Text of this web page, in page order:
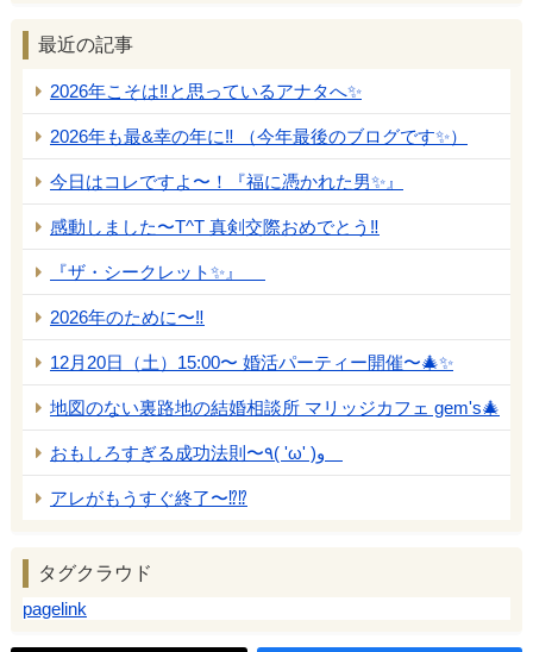
最近の記事
2026年こそは‼️と思っているアナタへ✨
2026年も最&幸の年に‼️ （今年最後のブログです✨）
今日はコレですよ〜！『福に憑かれた男✨』
感動しました〜T^T 真剣交際おめでとう‼️
『ザ・シークレット✨』
2026年のために〜‼️
12月20日（土）15:00〜 婚活パーティー開催〜🎄✨
地図のない裏路地の結婚相談所 マリッジカフェ gem's🎄
アレがもうすぐ終了〜⁉️⁉️
タグクラウド
pagelink